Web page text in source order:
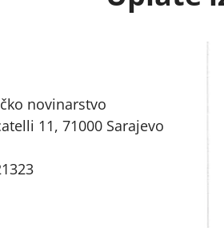
novinarstvo
11, 71000 Sarajevo